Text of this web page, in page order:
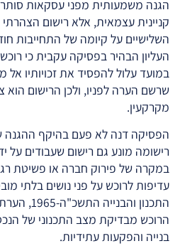
הגנה משמעותית מפני עסקאות
קניינית עצמאית, אלא רישום
השלישיים על קיומה של התחייבות
העליון הבהיר בפסיקה עקבית כי
במועד עלול להפסיד את זכויותיו
שרשם הערה לפניו, ולכן הרישום
מקרקעין.
הפסיקה דנה לא פעם בהיקף ההגנה
רישומה מונע גם רישום שעבודים על
במקרה של פירוק חברה או פשיטת
עדיפות לרוכש על פני נושים בלתי
התכנון
הרוכש מבדיקת מצב התכנוני של
בנייה והפקעות עתידיות.